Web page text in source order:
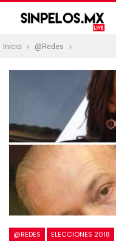
Inicio @Redes
@REDES ELECCIONES 2018